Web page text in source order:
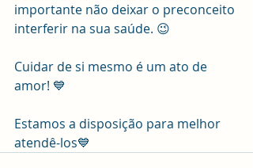
importante não deixar o preconceito
interferir na sua saúde. 😉
Cuidar de si mesmo é um ato de
amor! 💙
Estamos a disposição para melhor
atendê-los💙